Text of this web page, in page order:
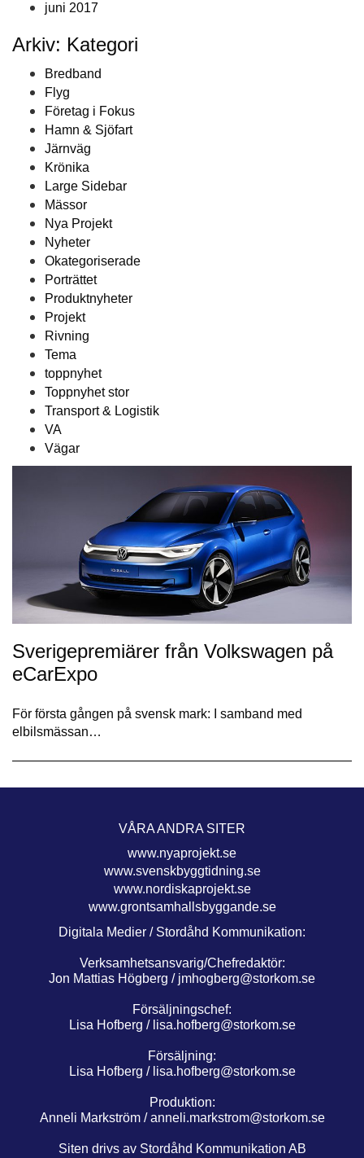
juni 2017
Arkiv: Kategori
Bredband
Flyg
Företag i Fokus
Hamn & Sjöfart
Järnväg
Krönika
Large Sidebar
Mässor
Nya Projekt
Nyheter
Okategoriserade
Porträttet
Produktnyheter
Projekt
Rivning
Tema
toppnyhet
Toppnyhet stor
Transport & Logistik
VA
Vägar
Sverigepremiärer från Volkswagen på
eCarExpo
För första gången på svensk mark: I samband med
elbilsmässan…
VÅRA ANDRA SITER
www.nyaprojekt.se
www.svenskbyggtidning.se
www.nordiskaprojekt.se
www.grontsamhallsbyggande.se
Digitala Medier / Stordåhd Kommunikation:
Verksamhetsansvarig/Chefredaktör:
Jon Mattias Högberg / jmhogberg@storkom.se
Försäljningschef:
Lisa Hofberg / lisa.hofberg@storkom.se
Försäljning:
Lisa Hofberg / lisa.hofberg@storkom.se
Produktion:
Anneli Markström /anneli.markstrom@storkom.se
Siten drivs av Stordåhd Kommunikation AB